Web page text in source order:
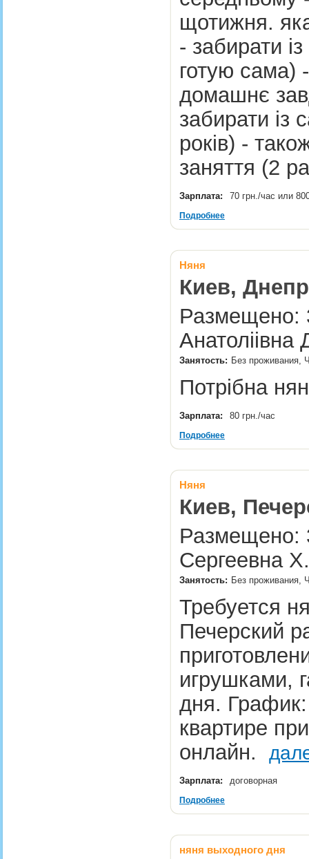
щотижня.
- забирати
готую сама)
домашнє
забирати із
років) -
заняття (2
Зарплата: 70 грн./час или
Подробнее
Няня
Киев,
Размещено:
Анатоліівна
Занятость: Без проживания,
Потрібна
Зарплата: 80 грн./час
Подробнее
Няня
Киев,
Размещено:
Сергеевна Х.
Занятость: Без проживания,
Требуется
Печерский
игрушками,
дня. График:
квартире
онлайн.
Зарплата: договорная
Подробнее
няня выходного дня